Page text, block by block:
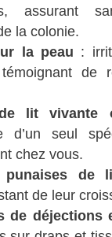
assurant
la colonie.
la peau :
de
lit vivante
d’un seul
chez vous.
punaises de
de leur
de déjections